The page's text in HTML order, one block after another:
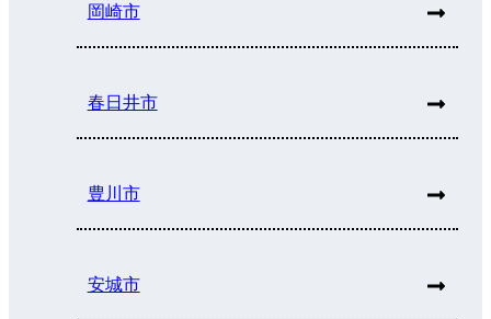
岡崎市
春日井市
豊川市
安城市